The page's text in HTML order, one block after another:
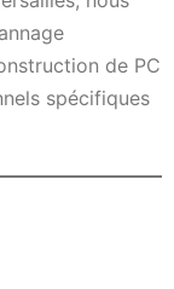
de PC
spécifiques